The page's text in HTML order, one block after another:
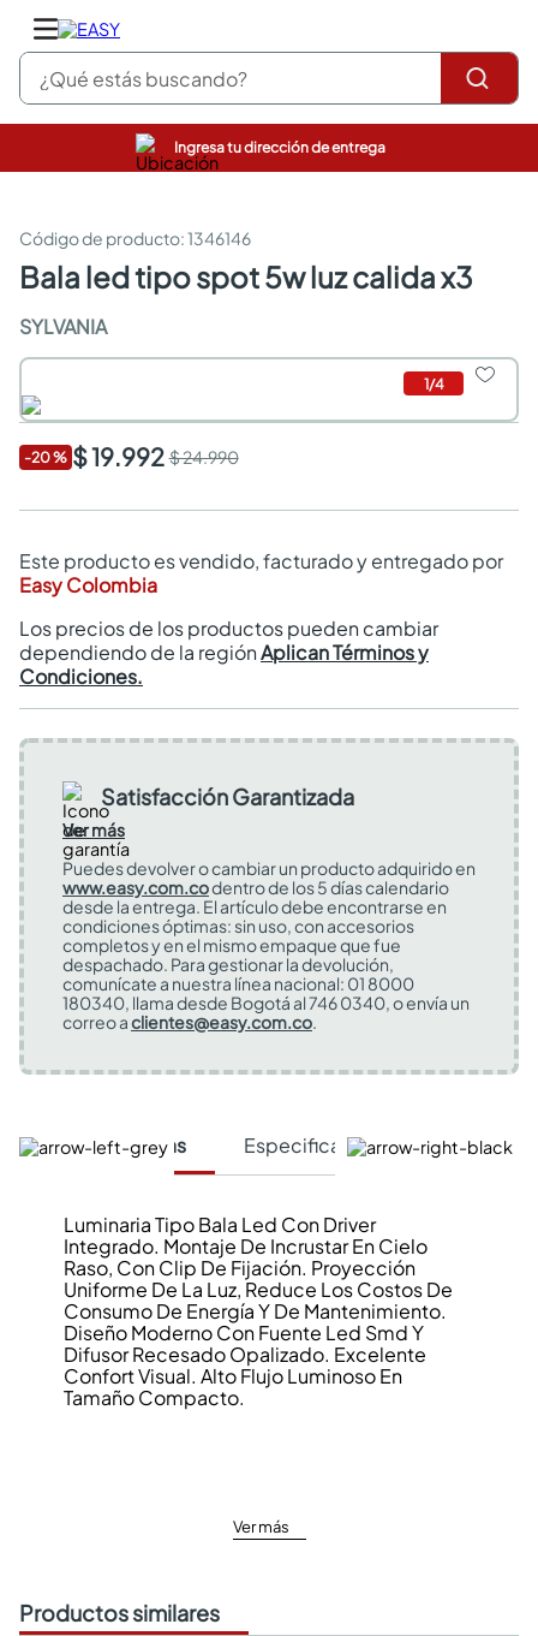
¿Qué estás buscando?
Ingresa tu dirección de entrega
:1346146
bala led tipo spot 5w luz calida x3
SYLVANIA
1/4
-20% $ 19.992$ 24.990
Este producto es vendido, facturado y entregado por
Easy Colombia
Los precios de los productos pueden cambiar
dependiendo de la regiónAplican Términos y
Condiciones.
Satisfacción Garantizada
Ver más
Puedes devolver o cambiar un producto adquirido en
www.easy.com.codentro de los 5 días calendario
desde la entrega. El artículo debe encontrarse en
condiciones óptimas: sin uso, con accesorios
completos y en el mismo empaque que fue
despachado. Para gestionar la devolución,
comunícate a nuestra línea nacional: 01 8000
180340, llama desde Bogotá al 746 0340, o envía un
correo aclientes@easy.com.co.
Características Especificaciones Técnicas
Luminaria Tipo Bala Led Con Driver
Integrado. Montaje De Incrustar En Cielo
Raso, Con Clip De Fijación. Proyección
Uniforme De La Luz, Reduce Los Costos De
Consumo De Energía Y De Mantenimiento.
Diseño Moderno Con Fuente Led Smd Y
Difusor Recesado Opalizado. Excelente
Confort Visual. Alto Flujo Luminoso En
Tamaño Compacto.
Ver más
Productos similares
closet
sanitarios
comedor
pisos
comedores
armarios closet
neveras